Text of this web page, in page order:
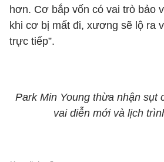
hơn. Cơ bắp vốn có vai trò bảo
khi cơ bị mất đi, xương sẽ lộ ra
trực tiếp”.
Park Min Young thừa nhận sụt
vai diễn mới và lịch